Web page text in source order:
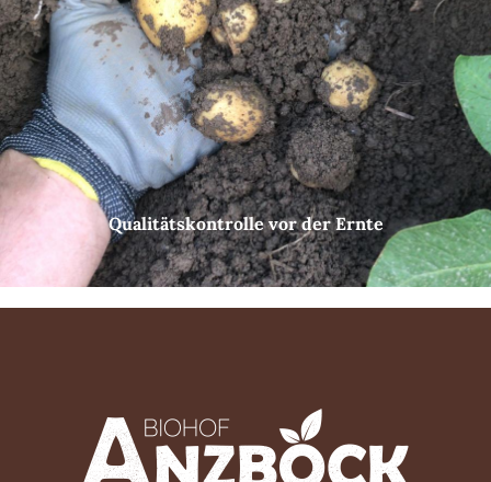
Qualitätskontrolle vor der Ernte